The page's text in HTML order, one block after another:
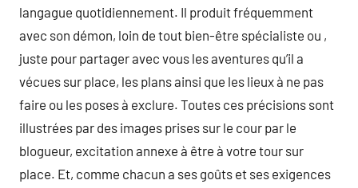
langague quotidiennement. Il produit fréquemment
avec son démon, loin de tout bien-être spécialiste ou ,
juste pour partager avec vous les aventures qu’il a
vécues sur place, les plans ainsi que les lieux à ne pas
faire ou les poses à exclure. Toutes ces précisions sont
illustrées par des images prises sur le cour par le
blogueur, excitation annexe à être à votre tour sur
place. Et, comme chacun a ses goûts et ses exigences